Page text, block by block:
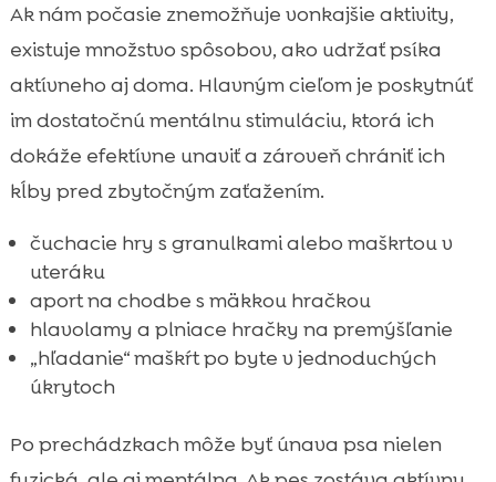
Ak nám počasie znemožňuje vonkajšie aktivity,
existuje množstvo spôsobov, ako udržať psíka
aktívneho aj doma. Hlavným cieľom je poskytnúť
im dostatočnú mentálnu stimuláciu, ktorá ich
dokáže efektívne unaviť a zároveň chrániť ich
kĺby pred zbytočným zaťažením.
čuchacie hry s granulkami alebo maškrtou v
uteráku
aport na chodbe s mäkkou hračkou
hlavolamy a plniace hračky na premýšľanie
„hľadanie“ maškŕt po byte v jednoduchých
úkrytoch
Po prechádzkach môže byť únava psa nielen